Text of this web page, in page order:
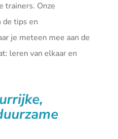
trainers. Onze
de tips en
je meteen mee aan de
leren van elkaar en